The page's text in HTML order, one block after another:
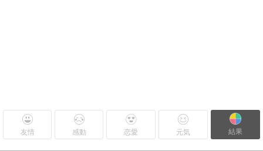
友情 感動 恋愛 元気 結果